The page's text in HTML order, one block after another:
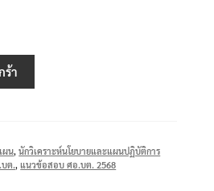
ร้า
ผน,นักวิเคราะห์นโยบายและแผนปฏิบัติการ
ต.,แนวข้อสอบ ศอ.บต. 2568